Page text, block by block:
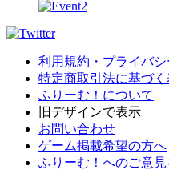
利用規約・プライバ
特定商取引法に基づ
ふりーむ！について
旧デザインで表示
お問い合わせ
ゲーム掲載希望の方へ
ふりーむ！へのご意